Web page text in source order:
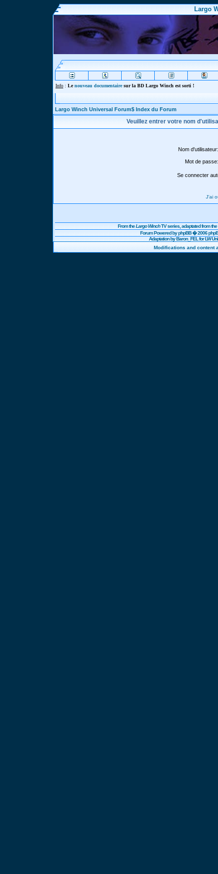
Largo
Info : Lenouveau documentairesur la BD Largo Winch est sorti !
Largo Winch Universal Forum$ Index du Forum
Veuillez entrer votre nom
Nom d'utilisateur:
Mot de passe:
Se connecter
J'ai
From theLargo WinchTV series, adaptated from
Forum Powered byphpBB� 2006
Adaptation by Baron_FEL for LW
Modifications and content